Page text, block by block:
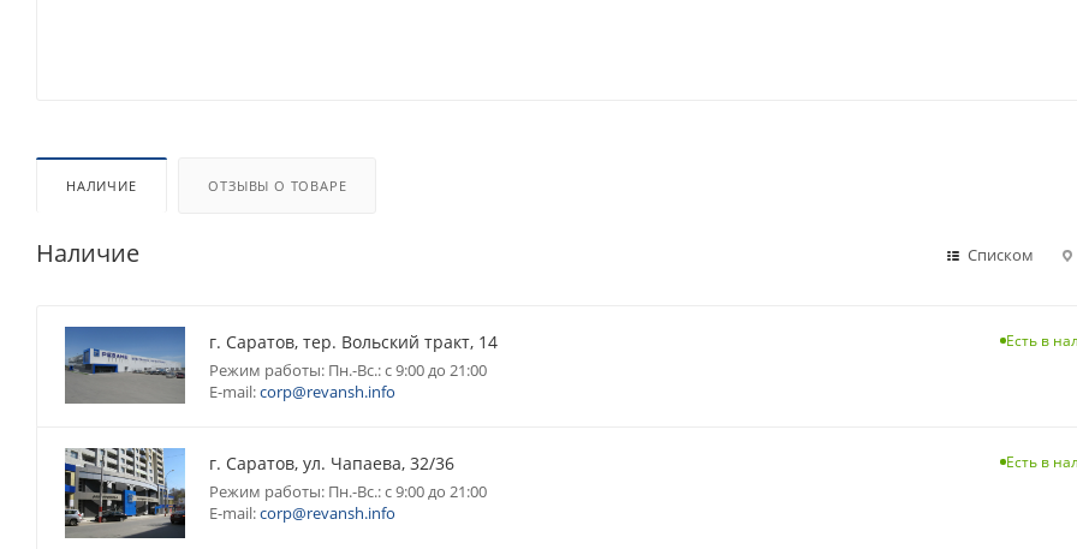
НАЛИЧИЕ ОТЗЫВЫ О ТОВАРЕ
Наличие Списком
г. Саратов, тер. Вольский тракт, 14
Режим работы: Пн.-Вс.: с 9:00 до 21:00
E-mail:corp@revansh.info
Есть в
г. Саратов, ул. Чапаева, 32/36
Режим работы: Пн.-Вс.: с 9:00 до 21:00
E-mail:corp@revansh.info
Есть в